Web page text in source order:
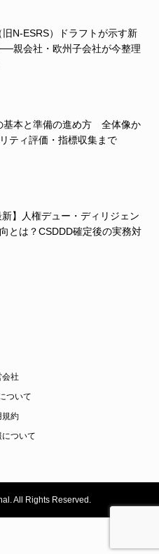
旧N-ESRS）ドラフトが示す新
親会社・欧州子会社が今整理
基本と準備の進め方 全体像か
ティ評価・指標収集まで
新】人権デュー・ディリジェン
とは？CSDDD確定後の実務対
会社
ついて
規約
ついて
All Rights Reserved.